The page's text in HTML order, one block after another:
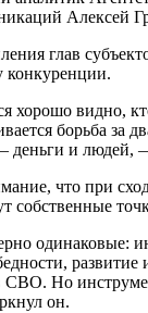
Алексей
глав
конкуренции.
хорошо видно,
борьба за
деньги и людей,
что при
собственные
одинаковые:
развитие
СВО. Но
он.